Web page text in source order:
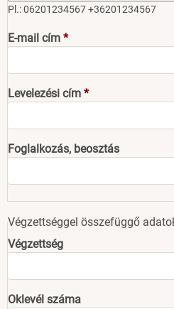
Pl.: 06201234567 +36201234567
E-mail cím
Levelezési cím
Foglalkozás, beosztás
Végzettséggel összefüggő
Végzettség
Oklevél száma